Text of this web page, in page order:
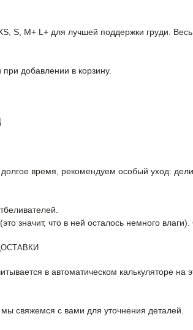
S, M+ L+ для лучшей поддержки груди.
добавлении в корзину.
время, рекомендуем особый уход:
значит, что в ней осталось немного
в автоматическом калькуляторе
свяжемся с вами для уточнения деталей.